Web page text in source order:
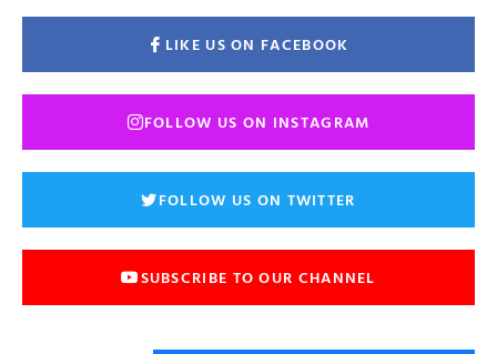
LIKE US ON FACEBOOK
FOLLOW US ON INSTAGRAM
FOLLOW US ON TWITTER
SUBSCRIBE TO OUR CHANNEL